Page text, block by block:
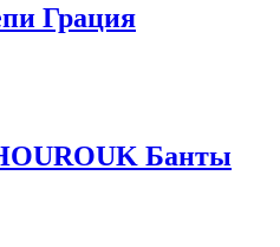
Грация
Банты